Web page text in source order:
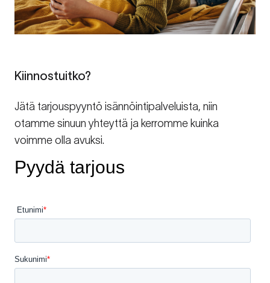
Kiinnostuitko?
Jätä tarjouspyyntö isännöintipalveluista, niin
otamme sinuun yhteyttä ja kerromme kuinka
voimme olla avuksi.